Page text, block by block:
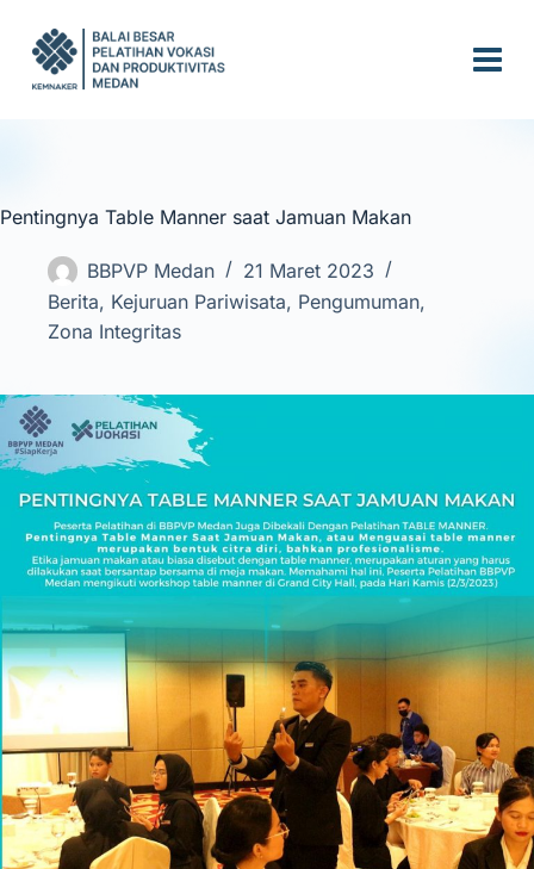
k
Pentingnya Table Manner saat Jamuan Makan
BBPVP Medan
21 Maret 2023
Berita, Kejuruan Pariwisata, Pengumuman,
Zona Integritas